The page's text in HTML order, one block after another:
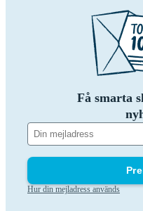
Få smarta
Hur din mejladress används